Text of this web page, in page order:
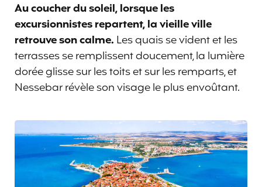
Au coucher du soleil, lorsque les
excursionnistes repartent, la vieille ville
retrouve son calme. Les quais se vident et les
terrasses se remplissent doucement, la lumière
dorée glisse sur les toits et sur les remparts, et
Nessebar révèle son visage le plus envoûtant.